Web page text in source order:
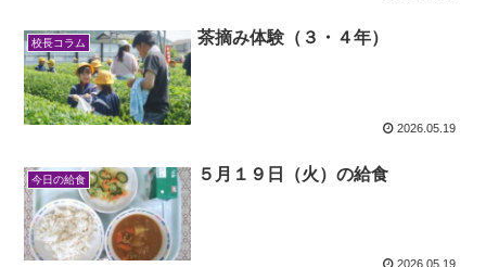
校長コラム 茶摘み体験（３・４年）
2026.05.19
今日の給食 ５月１９日（火）の給食
2026.05.19